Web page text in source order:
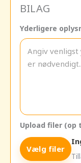
BILAG
Yderligere
Upload filer (op
Vælg filer